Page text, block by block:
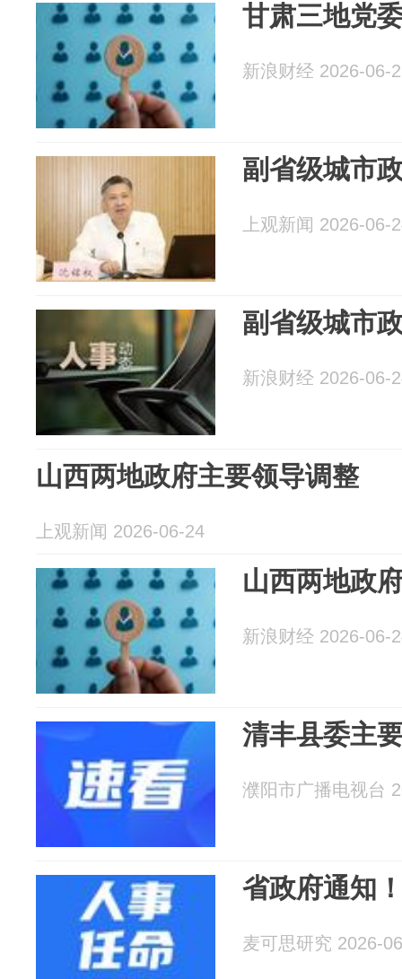
甘肃三地党
新浪财经 2026-06-
副省级城市
上观新闻 2026-06-
副省级城市
新浪财经 2026-06-
山西两地政府主要领导调整
上观新闻 2026-06-24
山西两地政
新浪财经 2026-06-
清丰县委主
濮阳市广播电视台
省政府通知
麦可思研究 2026-